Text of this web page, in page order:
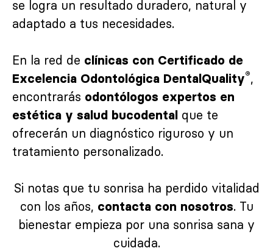
se logra un resultado duradero, natural y
adaptado a tus necesidades.
En la red de clínicas con Certificado de
Excelencia Odontológica DentalQuality®,
encontrarás odontólogos expertos en
estética y salud bucodental que te
ofrecerán un diagnóstico riguroso y un
tratamiento personalizado.
Si notas que tu sonrisa ha perdido vitalidad
con los años, contacta con nosotros. Tu
bienestar empieza por una sonrisa sana y
cuidada.